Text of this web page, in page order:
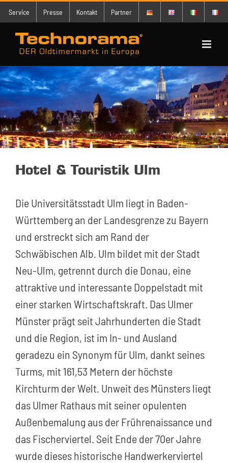
Zum
Inhalt
springen
Service Presse Kontakt Partner
Hotel & Touristik Ulm
Die Universitätsstadt Ulm liegt in Baden-
Württemberg an der Landesgrenze zu Bayern
und erstreckt sich am Rand der
Schwäbischen Alb. Ulm bildet mit der Stadt
Neu-Ulm, getrennt durch die Donau, eine
attraktive und interessante Doppelstadt mit
einer starken Wirtschaftskraft. Das Ulmer
Münster prägt seit Jahrhunderten die Stadt
und die Region, ist im In- und Ausland
geradezu ein Synonym für Ulm, dankt seines
Turms, mit 161,53 Metern der höchste
Kirchturm der Welt. Unweit des Münsters liegt
das Ulmer Rathaus mit seiner opulenten
Außenbemalung aus der Frührenaissance und
das Fischerviertel. Seit Ende der 70er Jahre
wurde dieses historische Handwerkerviertel